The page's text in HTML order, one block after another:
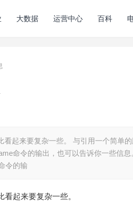
大数据 运营中心 百科
看起来要复杂一些。 与引用一个简单
命令的输出，也可以告诉你一些信
令的输
起来要复杂一些。